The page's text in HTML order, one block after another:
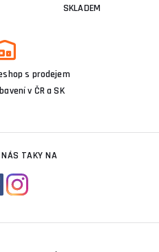
SKLADEM
s prodejem
v ČR a SK
TAKY NA